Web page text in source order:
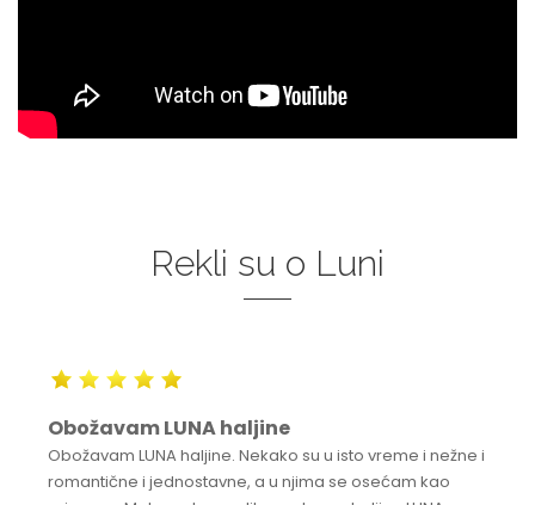
Rekli su o Luni
Obožavam LUNA haljine
Obožavam LUNA haljine. Nekako su u isto vreme i nežne i
romantične i jednostavne, a u njima se osećam kao